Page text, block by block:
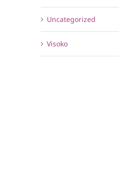
Uncategorized
Visoko